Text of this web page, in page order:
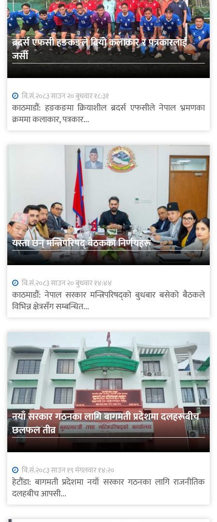
ब्रदर्स एफसी हङकङले दियो कलाकार र पत्रकारलाई
जर्सी
वि.सं.२०८३ साउन २० बुधवार १८:३१
काठमाडौं: हङकङमा क्रियाशील ब्रदर्स एफसीले नेपाल भ्रमणका
क्रममा कलाकार, पत्रकार...
यस्ता छन् मन्त्रिपरिषद् बैठकका निर्णयहरू
वि.सं.२०८३ साउन २० बुधवार १४:४४
काठमाडौं: नेपाल सरकार मन्त्रिपरिषद्को बुधबार बसेको बैठकले
विभिन्न क्षेत्रसँग सम्बन्धित...
नयाँ सरकार गठनका लागि बागमती प्रदेशमा दलहरूबीच
छलफल तीव्र
वि.सं.२०८३ साउन १९ मंगलवार १४:२०
हेटौंडा: बागमती प्रदेशमा नयाँ सरकार गठनका लागि राजनीतिक
दलहबीच आपसी...